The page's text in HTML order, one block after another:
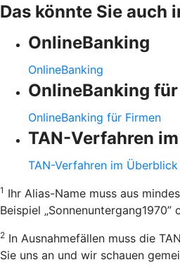
Das könnte Sie auch
OnlineBanking
OnlineBanking
OnlineBanking
OnlineBanking für Firmen
TAN-Verfahren
TAN-Verfahren im Überblick
1 Ihr Alias-Name muss aus
Beispiel „Sonnenuntergang1970”
2 In Ausnahmefällen muss die
Sie uns an und wir schauen